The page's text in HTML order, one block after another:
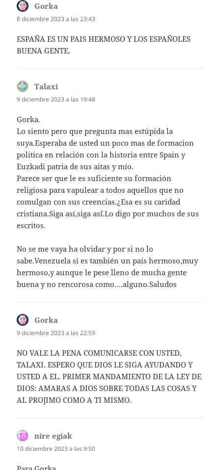
Gorka
8 diciembre 2023 a las 23:43
ESPAÑA ES UN PAIS HERMOSO Y LOS ESPAÑOLES
BUENA GENTE.
Talaxi
9 diciembre 2023 a las 19:48
Gorka.
Lo siento pero que pregunta mas estúpida la
suya.Esperaba de usted un poco mas de formacion
politica en relación con la historia entre Spain y
Euzkadi patria de sus aitas y mío.
Parece ser que le es suficiente su formación
religiosa para vapulear a todos aquellos que no
comulgan con sus creencias.¿Esa es su caridad
cristiana.Siga así,siga as´´i.Lo digo por muchos de sus
escritos.
No se me vaya ha olvidar y por si no lo
sabe.Venezuela si es también un país hermoso,muy
hermoso,y aunque le pese lleno de mucha gente
buena y no rencorosa como….alguno.Saludos
Gorka
9 diciembre 2023 a las 22:59
NO VALE LA PENA COMUNICARSE CON USTED,
TALAXI. ESPERO QUE DIOS LE SIGA AYUDANDO Y
USTED A EL. PRIMER MANDAMIENTO DE LA LEY DE
DIOS: AMARAS A DIOS SOBRE TODAS LAS COSAS Y
AL PROJIMO COMO A TI MISMO.
nire egiak
10 diciembre 2023 a las 9:50